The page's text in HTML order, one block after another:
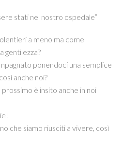
stati nel nostro ospedale”
a meno ma come
gentilezza?
ponendoci una semplice
anche noi?
è insito anche in noi
che siamo riusciti a vivere, così